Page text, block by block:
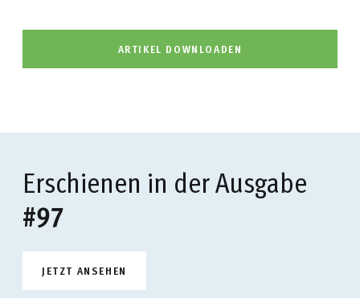
ARTIKEL DOWNLOADEN
Erschienen in der Ausgabe
#97
JETZT ANSEHEN